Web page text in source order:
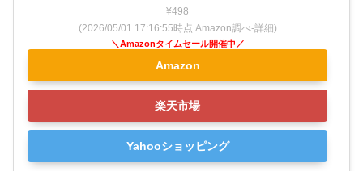
¥498
(2026/05/01 17:16:55時点 Amazon調べ-詳細)
Amazon
楽天市場
Yahooショッピング